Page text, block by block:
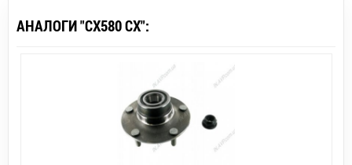
АНАЛОГИ "CX580 CX":